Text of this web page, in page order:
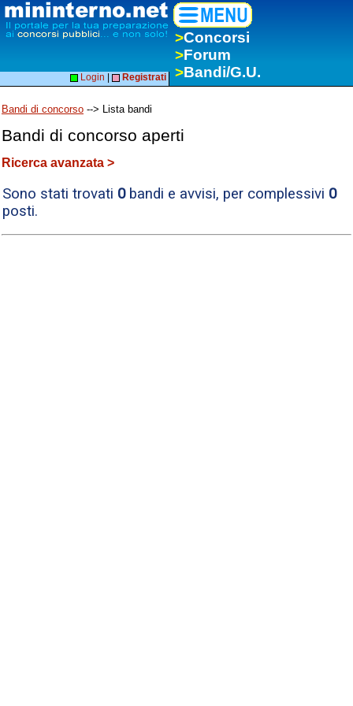
>Concorsi
>Forum
>Bandi/G.U.
Login Registrati
Bandi di concorso --> Lista bandi
Bandi di concorso aperti
Ricerca avanzata >
Sono stati trovati 0bandi e avvisi, per complessivi 0
posti.